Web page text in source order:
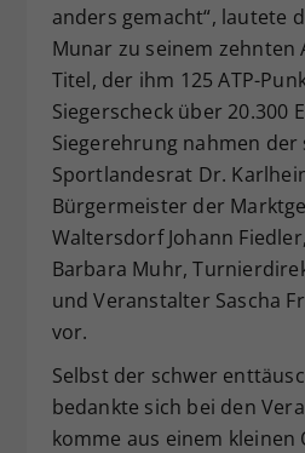
anders gemacht“, lautete
Munar zu seinem zehnten
Titel, der ihm 125 ATP-
Siegerscheck über 20.300
Siegerehrung nahmen der
Sportlandesrat Dr.
Bürgermeister der
Waltersdorf Johann
Barbara Muhr,
und Veranstalter Sascha
vor.
Selbst der schwer
bedankte sich bei den
komme aus einem kleinen